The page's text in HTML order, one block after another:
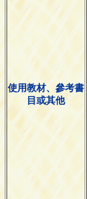
使用教材、參考書
目或其他